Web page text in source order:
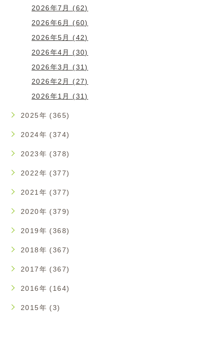
2026年7月 (62)
2026年6月 (60)
2026年5月 (42)
2026年4月 (30)
2026年3月 (31)
2026年2月 (27)
2026年1月 (31)
2025年 (365)
2024年 (374)
2023年 (378)
2022年 (377)
2021年 (377)
2020年 (379)
2019年 (368)
2018年 (367)
2017年 (367)
2016年 (164)
2015年 (3)